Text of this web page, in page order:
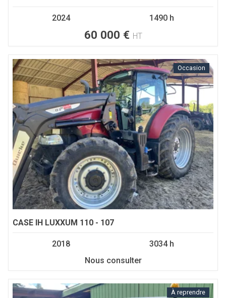
2024 1490 h
60 000 € HT
Occasion
CASE IH LUXXUM 110 - 107
2018
3034 h
Nous consulter
À reprendre